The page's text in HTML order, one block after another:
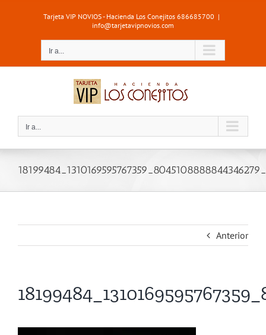
Tarjeta VIP NOVIOS - Hacienda Los Conejitos 686685700 |
info@tarjetavipnovios.com
Ir a...
Ir a...
Anterior